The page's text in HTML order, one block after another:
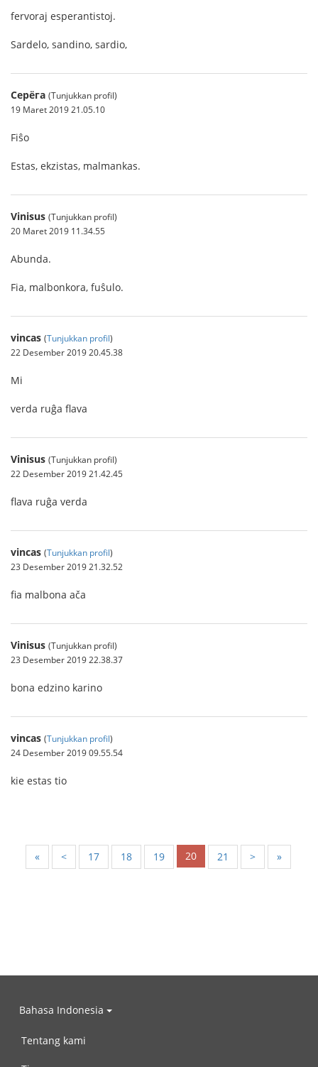
fervoraj esperantistoj.
Sardelo, sandino, sardio,
Серёга (Tunjukkan profil)
19 Maret 2019 21.05.10
Fiŝo
Estas, ekzistas, malmankas.
Vinisus (Tunjukkan profil)
20 Maret 2019 11.34.55
Abunda.
Fia, malbonkora, fuŝulo.
vincas (Tunjukkan profil)
22 Desember 2019 20.45.38
Mi
verda ruĝa flava
Vinisus (Tunjukkan profil)
22 Desember 2019 21.42.45
flava ruĝa verda
vincas (Tunjukkan profil)
23 Desember 2019 21.32.52
fia malbona ača
Vinisus (Tunjukkan profil)
23 Desember 2019 22.38.37
bona edzino karino
vincas (Tunjukkan profil)
24 Desember 2019 09.55.54
kie estas tio
« < 17 18 19 20 21 > »
Bahasa Indonesia
Tentang kami